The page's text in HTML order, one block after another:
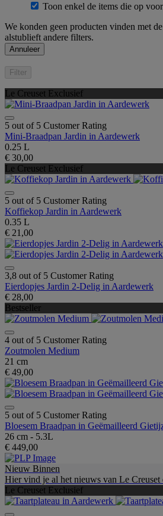
Toon enkel de items die op
We konden geen producten vinden met
alstublieft andere filters.
Annuleer
Filter
Le Creuset Exclusief
5 out of 5 Customer Rating
Mini-Braadpan Jardin in Aardewerk
0.25 L
€ 30,00
Le Creuset Exclusief
5 out of 5 Customer Rating
Koffiekop Jardin in Aardewerk
0.35 L
€ 21,00
3,8 out of 5 Customer Rating
Eierdopjes Jardin 2-Delig in Aardewerk
€ 28,00
Bestseller
4 out of 5 Customer Rating
Zoutmolen Medium
21 cm
€ 49,00
5 out of 5 Customer Rating
Bloesem Braadpan in Geëmailleerd
26 cm - 5.3L
€ 449,00
Nieuw Binnen
Hier vind je al het nieuws van Le Creuset
Le Creuset Exclusief